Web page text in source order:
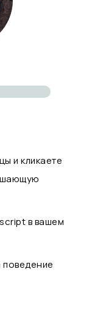
и кликаете
в вашем